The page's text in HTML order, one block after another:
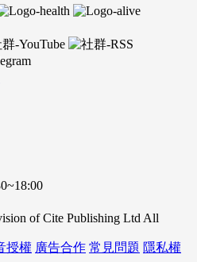
of Cite Publishing Ltd All
授權 廣告合作 常見問題 隱私權